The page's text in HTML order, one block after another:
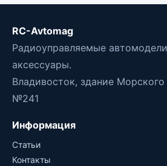
RC-Avtomag
Радиоуправляемые
аксессуары.
Владивосток, здание Морского
№241
Информация
Статьи
Контакты